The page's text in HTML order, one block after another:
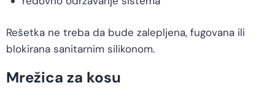
Rešetka ne treba da bude zalepljena, fugovana ili
blokirana sanitarnim silikonom.
Mrežica za kosu